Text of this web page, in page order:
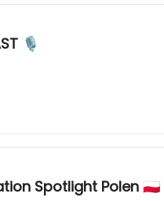
🎙️
Spotlight Polen